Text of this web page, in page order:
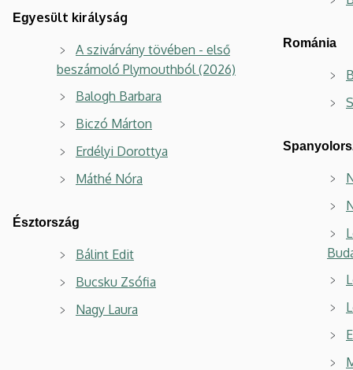
Egyesült királyság
A szivárvány tövében - első
beszámoló Plymouthból (2026)
Balogh Barbara
Biczó Márton
Erdélyi Dorottya
Máthé Nóra
Észtország
Bálint Edit
Bucsku Zsófia
Nagy Laura
Románia